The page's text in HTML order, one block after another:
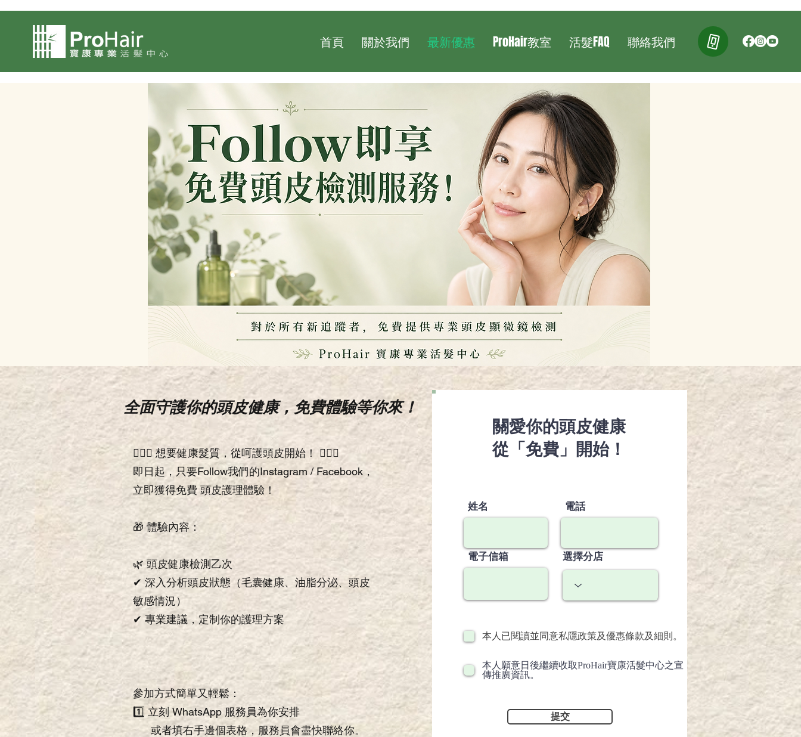
首頁 關於我們 最新優惠 ProHair教室 活髮FAQ 聯絡我們
全面守護你的頭皮健康，免費體驗等你來！
💆🏻‍♀️ 想要健康髮質，從呵護頭皮開始！ 💆🏻‍♂️
即日起，只要Follow我們的Instagram / Facebook，
立即獲得免費 頭皮護理體驗！
🎁 體驗內容：
🌿 頭皮健康檢測乙次
✔ 深入分析頭皮狀態（毛囊健康、油脂分泌、頭皮
敏感情況）
✔ 專業建議，定制你的護理方案
參加方式簡單又輕鬆：
1️⃣ 立刻 WhatsApp 服務員為你安排
或者填右手邊個表格，服務員會盡快聯絡你。
關愛你的頭皮健康
從「免費」開始！
姓名
電子信箱
電話
選擇分店
本人已閱讀並同意私隱政策及優惠條款及細則。
本人願意日後繼續收取ProHair寶康活髮中心之宣
傳推廣資訊。
提交